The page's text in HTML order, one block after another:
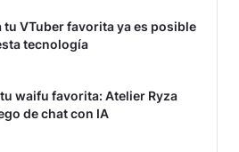
tu VTuber favorita ya es posible
tecnología
waifu favorita: Atelier Ryza
de chat con IA